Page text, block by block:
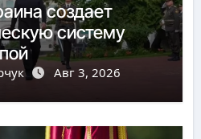
создает
систему
Авг 3, 2026